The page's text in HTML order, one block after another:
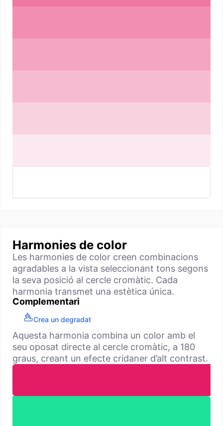
Harmonies de color
Les harmonies de color creen combinacions
agradables a la vista seleccionant tons segons
la seva posició al cercle cromàtic. Cada
harmonia transmet una estètica única.
Complementari
Crea un degradat
Aquesta harmonia combina un color amb el
seu oposat directe al cercle cromàtic, a 180
graus, creant un efecte cridaner d’alt contrast.